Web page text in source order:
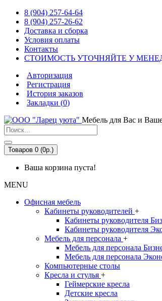
8 (904) 257-64-64
8 (904) 257-26-62
Доставка и сборка
Условия оплаты
Контакты
СТОИМОСТЬ УТОЧНЯЙТЕ У
Авторизация
Регистрация
История заказов
Закладки (0)
Мебель для Вас и
Товаров 0 (0р.)
Ваша корзина пуста!
MENU
Офисная мебель
Кабинеты руководителей +
Кабинеты руководителя
Кабинеты руководителя
Мебель для персонала +
Мебель для персонала
Мебель для персонала
Компьютерные столы
Кресла и стулья +
Геймерские кресла
Детские кресла